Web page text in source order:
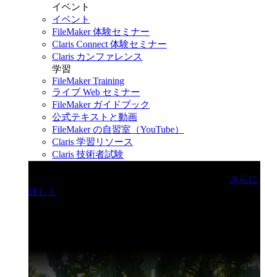
イベント
イベント
FileMaker 体験セミナー
Claris Connect 体験セミナー
Claris カンファレンス
学習
FileMaker Training
ライブ Web セミナー
FileMaker ガイドブック
公式テキストと動画
FileMaker の自習室（YouTube）
Claris 学習リソース
Claris 技術者試験
さらに
詳しく